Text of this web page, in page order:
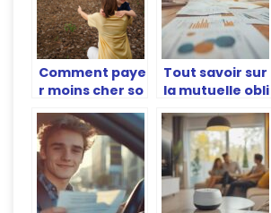
Comment paye
r moins cher so
ur camping car
?
Tout savoir sur
la mutuelle obli
s salariés en cd
d